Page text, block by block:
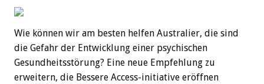
Wie können wir am besten helfen Australier, die sind
die Gefahr der Entwicklung einer psychischen
Gesundheitsstörung? Eine neue Empfehlung zu
erweitern, die Bessere Access-initiative eröffnen